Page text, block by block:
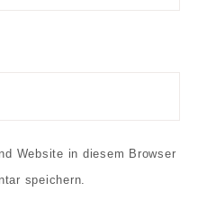
Website in diesem Browser
speichern.